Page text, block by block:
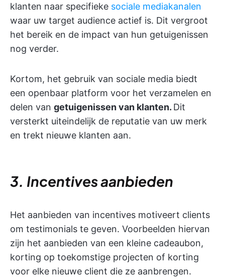
klanten naar specifieke sociale mediakanalen
waar uw target audience actief is. Dit vergroot
het bereik en de impact van hun getuigenissen
nog verder.
Kortom, het gebruik van sociale media biedt
een openbaar platform voor het verzamelen en
delen van getuigenissen van klanten. Dit
versterkt uiteindelijk de reputatie van uw merk
en trekt nieuwe klanten aan.
3. Incentives aanbieden
Het aanbieden van incentives motiveert clients
om testimonials te geven. Voorbeelden hiervan
zijn het aanbieden van een kleine cadeaubon,
korting op toekomstige projecten of korting
voor elke nieuwe client die ze aanbrengen.